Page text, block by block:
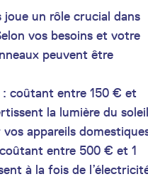
joue un rôle crucial dans
vos besoins et votre
peuvent être
: coûtant entre 150 € et
la lumière du soleil
appareils
entre 500 € et 1
à la fois de